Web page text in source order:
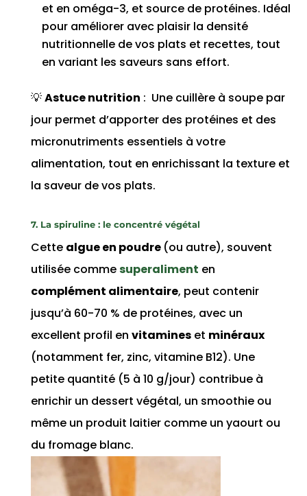
et en oméga-3, et source de protéines. Idéal
pour améliorer avec plaisir la densité
nutritionnelle de vos plats et recettes, tout
en variant les saveurs sans effort.
💡Astuce nutrition : Une cuillère à soupe par
jour permet d’apporter des protéines et des
micronutriments essentiels à votre
alimentation, tout en enrichissant la texture et
la saveur de vos plats.
7. La spiruline : le concentré végétal
Cette algue en poudre (ou autre), souvent
utilisée commesuperaliment en
complément alimentaire, peut contenir
jusqu’à 60-70 % de protéines, avec un
excellent profil en vitamineset minéraux
(notamment fer, zinc, vitamine B12). Une
petite quantité (5 à 10 g/jour) contribue à
enrichir un dessert végétal, un smoothie ou
même un produit laitier comme un yaourt ou
du fromage blanc.